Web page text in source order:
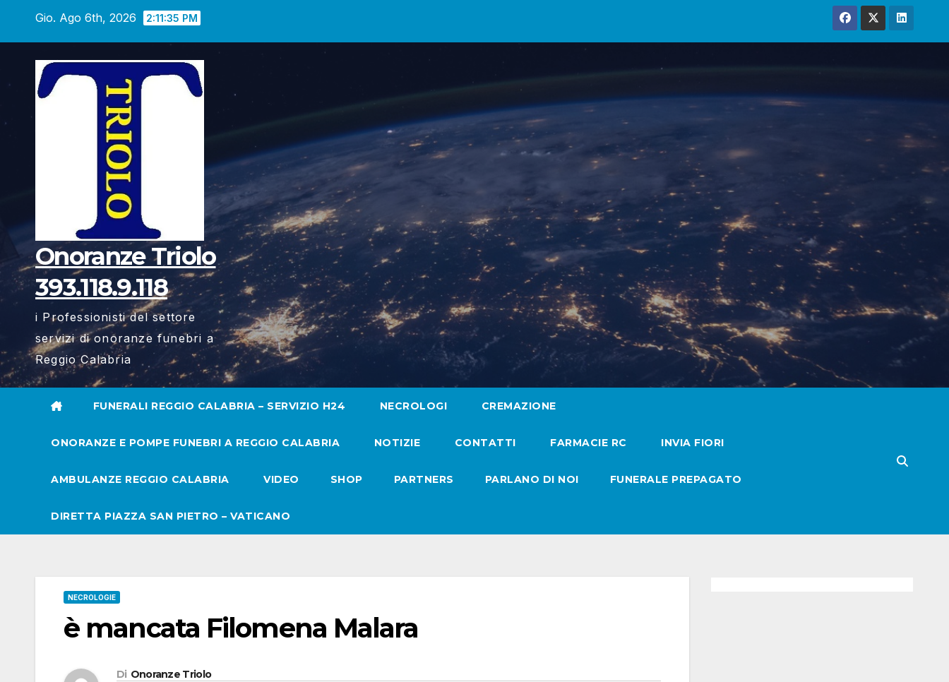
Gio. Ago 6th, 2026 2:11:37 PM
Onoranze Triolo
393.118.9.118
i Professionisti del settore
servizi di onoranze funebri a
Reggio Calabria
FUNERALI REGGIO CALABRIA – SERVIZIO H24 NECROLOGI CREMAZIONE
ONORANZE E POMPE FUNEBRI A REGGIO CALABRIA NOTIZIE CONTATTI FARMACIE RC INVIA FIORI
AMBULANZE REGGIO CALABRIA VIDEO SHOP PARTNERS PARLANO DI NOI FUNERALE PREPAGATO
DIRETTA PIAZZA SAN PIETRO – VATICANO
NECROLOGIE
è mancata Filomena Malara
Di Onoranze Triolo